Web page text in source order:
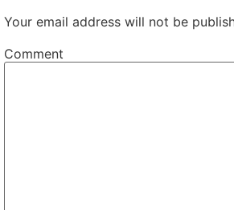
Your email address will not be
Comment